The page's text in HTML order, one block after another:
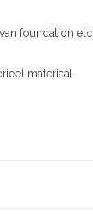
foundation etc.
materiaal